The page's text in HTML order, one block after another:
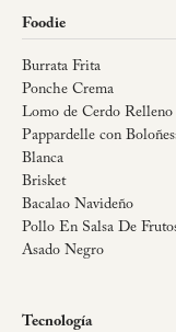
Foodie
Burrata Frita
Ponche Crema
Lomo de Cerdo Relleno
Pappardelle con
Blanca
Brisket
Bacalao Navideño
Pollo En Salsa De
Asado Negro
Tecnología